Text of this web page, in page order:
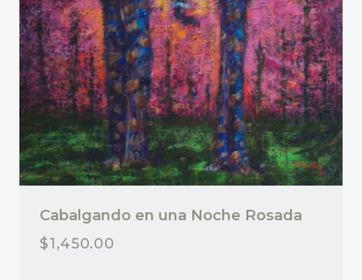
Cabalgando en una Noche Rosada
$1,450.00